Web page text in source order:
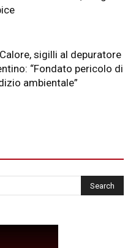
sigilli al depuratore
“Fondato pericolo di
ambientale”